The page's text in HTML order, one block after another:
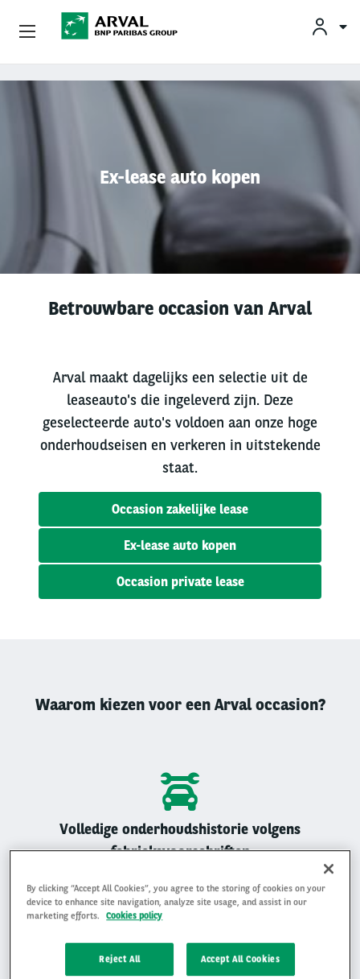
Overslaan en naar de inhoud gaan
Ex-lease auto kopen
Betrouwbare occasion van Arval
Arval maakt dagelijks een selectie uit de
leaseauto's die ingeleverd zijn. Deze
geselecteerde auto's voldoen aan onze hoge
onderhoudseisen en verkeren in uitstekende
staat.
Occasion zakelijke lease
Ex-lease auto kopen
Occasion private lease
Waarom kiezen voor een Arval occasion?
Volledige onderhoudshistorie volgens
fabrieksvoorschriften
Gemiddelde beoordeling van 4,9 op 5
Zakelijk Leasen
Klantenservice
By clicking “Accept All Cookies”, you agree to the storing of cookies on your
device to enhance site navigation, analyze site usage, and assist in our
marketing efforts.
Cookies policy
Reject All Accept All Cookies